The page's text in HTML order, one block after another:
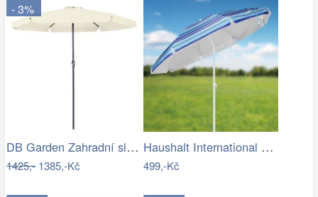
- 3%
DB Garden Zahradní slunečník Jenna…
1425,-1385,-Kč
Haushalt International Slunečník, 200 cm
499,-Kč